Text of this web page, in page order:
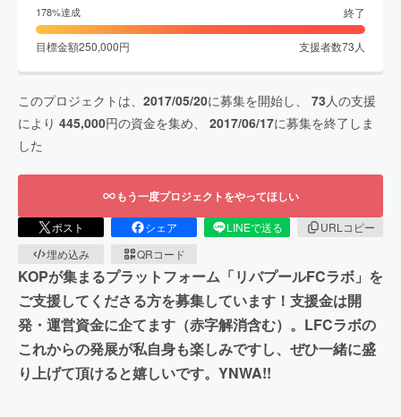
178%達成 終了
目標金額250,000円 支援者数73 人
このプロジェクトは、 2017/05/20に募集を開始し、 73 人の支援
により 445,000円の資金を集め、 2017/06/17に募集を終了しま
した
もう一度プロジェクトをやってほしい
ポスト シェア LINEで送る
URLコピー
埋め込み
QRコード
KOPが集まるプラットフォーム「リバプールFCラボ」を
ご支援してくださる方を募集しています！支援金は開
発・運営資金に企てます（赤字解消含む）。LFCラボの
これからの発展が私自身も楽しみですし、ぜひ一緒に盛
り上げて頂けると嬉しいです。YNWA!!